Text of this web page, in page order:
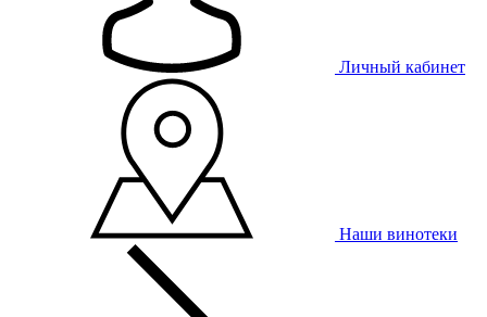
Личный кабинет
Наши винотеки